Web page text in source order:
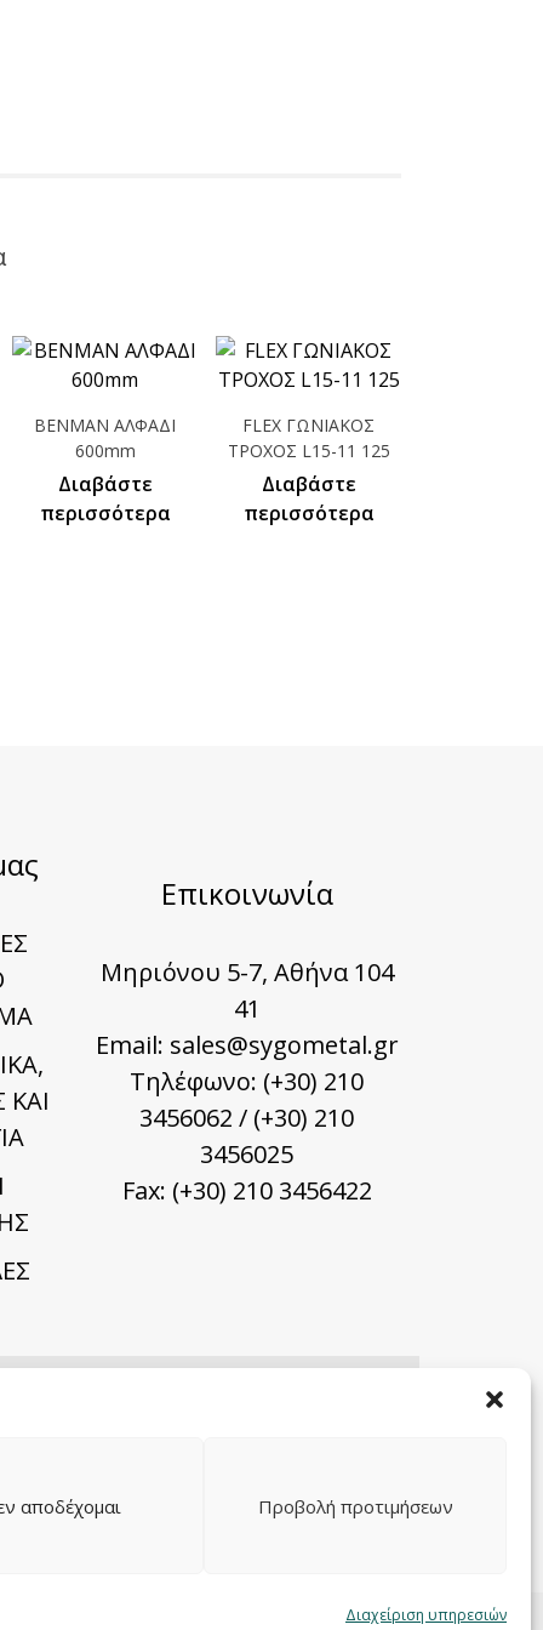
Διαχείριση υπηρεσιών
αποδέχομαι Προβολή προτιμήσεων
BENMAN ΑΛΦΑΔΙ
600mm
Διαβάστε
περισσότερα
FLEX ΓΩΝΙΑΚΟΣ
ΤΡΟΧΟΣ L15-11 125
Διαβάστε
περισσότερα
ΚΑΙ
Επικοινωνία
Μηριόνου 5-7, Αθήνα 104
41
Email: sales@sygometal.gr
Τηλέφωνο: (+30) 210
3456062 / (+30) 210
3456025
Fax: (+30) 210 3456422